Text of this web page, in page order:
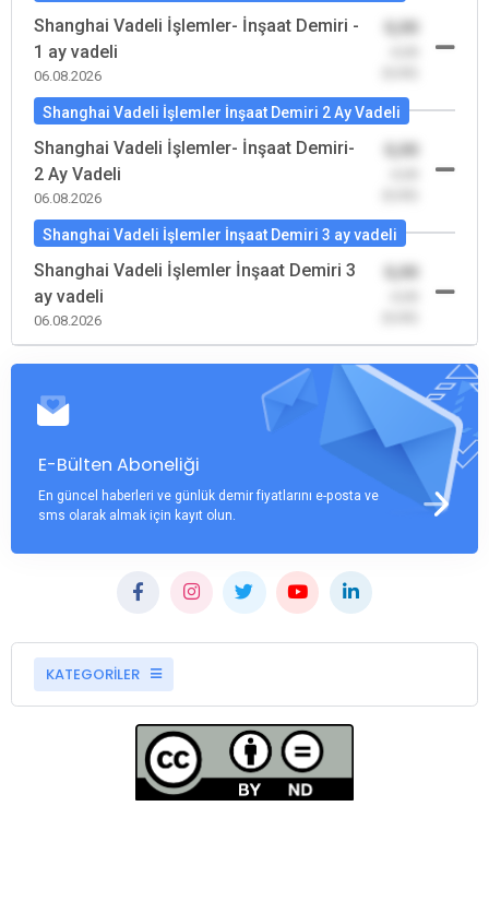
Shanghai Vadeli İşlemler- İnşaat Demiri -
1 ay vadeli
06.08.2026
0,00
Shanghai Vadeli İşlemler İnşaat Demiri 2 Ay Vadeli
Shanghai Vadeli İşlemler- İnşaat Demiri-
2 Ay Vadeli
06.08.2026
0,00
Shanghai Vadeli İşlemler İnşaat Demiri 3 ay vadeli
Shanghai Vadeli İşlemler İnşaat Demiri 3
ay vadeli
06.08.2026
0,00
E-Bülten Aboneliği
En güncel haberleri ve günlük demir fiyatlarını e-posta ve
sms olarak almak için kayıt olun.
KATEGORİLER